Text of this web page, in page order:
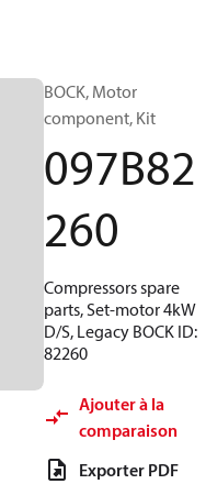
BOCK, Motor
component, Kit
097B82
260
Compressors spare
parts, Set-motor 4kW
D/S, Legacy BOCK ID:
82260
Ajouter à la
comparaison
Exporter PDF